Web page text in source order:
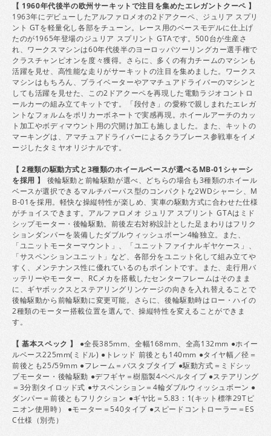
【 1960年代後半の欧州サーキットで注目を集めたエレガントクーペ 】
1963年にデビューしたアルファロメオの2ドアクーペ、ジュリア スプリ
ント GTを軽量化し各部をチューン。レース用のベースモデルに仕上げ
たのが1965年登場のジュリア スプリント GTAです。500台が生産さ
れ、ワークスマシンは60年代後半のヨーロッパツーリングカー選手権で
クラスチャンピオンを度々獲得。さらに、多くの有力チームのマシンも
活躍を見せ、高性能な走りがサーキットの注目を集めました。ワークス
マシンはもちろん、プライベーターやアマチュアドライバーのマシンと
しても活躍を見せた、この2ドアクーペを再現した電動ラジオコントロ
ールカーの組み立てキットです。「段付き」の愛称で親しまれたエレガ
ントなフォルムをポリカーボネートで実感再現。ホイールアーチのカッ
ト加工やボディマウント用の穴開け加工も施しました。また、キットの
マーキングは、アマチュアドライバーによるクラブレース参戦車をイメ
ージしたタミヤオリジナルです。
【 2種類の駆動方式と3種類のホイールベースが選べるMB-01シャーシ
を採用 】
後輪駆動と前輪駆動が選べ、どちらの場合も3種類のホイール
ベースが選択できるマルチパーパス型のコンパクトな2WDシャーシ、M
B-01を採用。軽快な操縦特性が楽しめ、実車の駆動方式に合わせた仕様
がチョイスできます。アルファロメオ ジュリア スプリント GTAはミド
シップモーター・後輪駆動。前後左右対称設計とした足まわりはフリク
ションダンパーを装備したダブルウィッシュボーン4輪独立。また、
「ユニットモーターマウント」、「ユニットファイナルギヤケース」、
「サスペンションユニット」など、各部分をユニット化して組み立てや
すく、メンテナンス性に優れているのもポイントです。また、走行用バ
ッテリーやモーター、RCメカを搭載したセンターフレームはそのまま
に、ギヤボックスとステアリングリンケージの向きを入れ替えることで
後輪駆動から前輪駆動に変更可能。さらに、後輪駆動時はロー・ハイの
2種類のモーター搭載位置を選んで、操縦特性を変えることができま
す。
【 基本スペック 】
●全長385mm、全幅168mm、全高132mm ●ホイー
ルベース225mm(ミドル) ●トレッド 前後とも140mm ●タイヤ幅／径＝
前後とも25/59mm ●フレーム＝バスタブタイプ ●駆動方式＝ミドシッ
プモーター・後輪駆動 ●デフギヤ＝樹脂製4ベベルタイプ ●ステアリング
＝3分割タイロッド式 ●サスペンション＝4輪ダブルウィッシュボーン ●
ダンパー＝前後ともフリクション ●ギヤ比＝5.83：1(キット標準29Tピ
ニオン使用時） ●モーター＝540タイプ ●スピードコントローラー＝ES
C仕様（別売）